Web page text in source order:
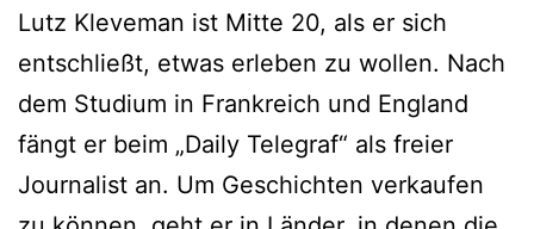
Lutz Kleveman ist Mitte 20, als er sich
entschließt, etwas erleben zu wollen. Nach
dem Studium in Frankreich und England
fängt er beim „Daily Telegraf“ als freier
Journalist an. Um Geschichten verkaufen